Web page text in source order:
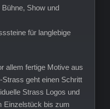
Show und
für langlebige
allem fertige Motive aus
geht einen Schritt
Strass Logos und
Einzelstück bis zum